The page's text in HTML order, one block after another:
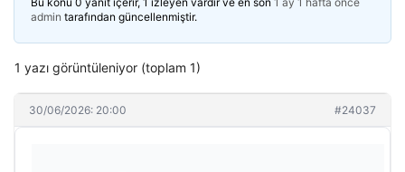
admin tarafından güncellenmiştir.
1 yazı görüntüleniyor (toplam 1)
30/06/2026: 20:00 #24037